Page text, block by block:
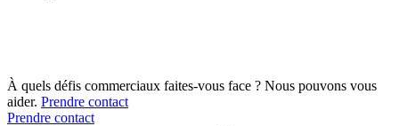
À quels défis commerciaux faites-vous face ? Nous pouvons vous
aider. Prendre contact
Prendre contact